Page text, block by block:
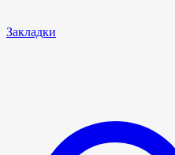
Закладки